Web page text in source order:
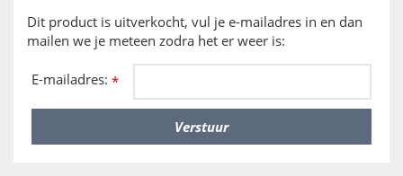
Dit product is uitverkocht, vul je e-mailadres in en dan
mailen we je meteen zodra het er weer is:
E-mailadres: *